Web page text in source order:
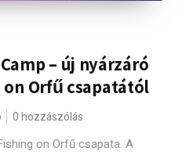
– új nyárzáró
Orfű csapatától
0 hozzászólás
on Orfű csapata. A